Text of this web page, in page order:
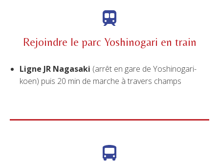
Rejoindre le parc Yoshinogari en train
Ligne JR Nagasaki (arrêt en gare de Yoshinogari-
koen) puis 20 min de marche à travers champs